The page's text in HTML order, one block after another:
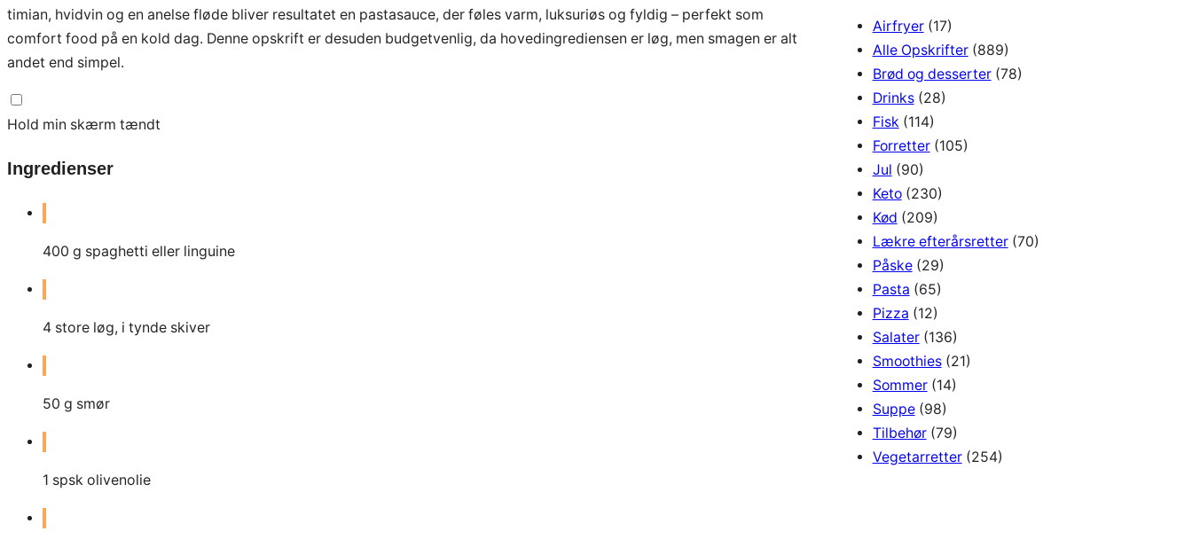
timian, hvidvin og en anelse fløde bliver resultatet en pastasauce, der føles varm, luksuriøs og fyldig – perfekt som
comfort food på en kold dag. Denne opskrift er desuden budgetvenlig, da hovedingrediensen er løg, men smagen er alt
andet end simpel.
Hold min skærm tændt
Ingredienser
400 g spaghetti eller linguine
4 store løg, i tynde skiver
50 g smør
1 spsk olivenolie
Airfryer(17)
Alle Opskrifter(889)
Brød og desserter(78)
Drinks(28)
Fisk (114)
Forretter(105)
Jul (90)
Keto(230)
Kød (209)
Lækre efterårsretter(70)
Påske(29)
Pasta (65)
Pizza (12)
Salater(136)
Smoothies(21)
Sommer(14)
Suppe(98)
Tilbehør(79)
Vegetarretter(254)